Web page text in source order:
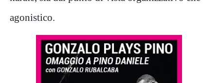
agonistico.